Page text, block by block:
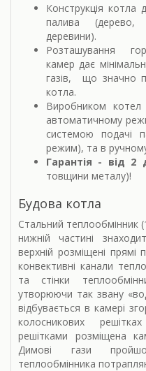
Конструкція котла
палива (дерево,
деревини).
Розташування
камер дає
газів, що значно
котла.
Виробником
автоматичному
системою подачі
режим), та в
Гарантія - від 2
товщини металу)!
Будова котла
Стальний теплообмінник
нижній частині
верхній розміщені
конвективні канали
та стінки
утворюючи так звану
відбувається в камері
колосникових
решітками розміщена
Димові гази
теплообмінника